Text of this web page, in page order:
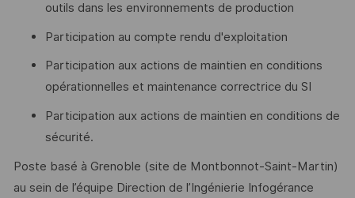
outils dans les environnements de production
Participation au compte rendu d'exploitation
Participation aux actions de maintien en conditions
opérationnelles et maintenance correctrice du SI
Participation aux actions de maintien en conditions de
sécurité.
Poste basé à Grenoble (site de Montbonnot-Saint-Martin)
au sein de l’équipe Direction de l’Ingénierie Infogérance